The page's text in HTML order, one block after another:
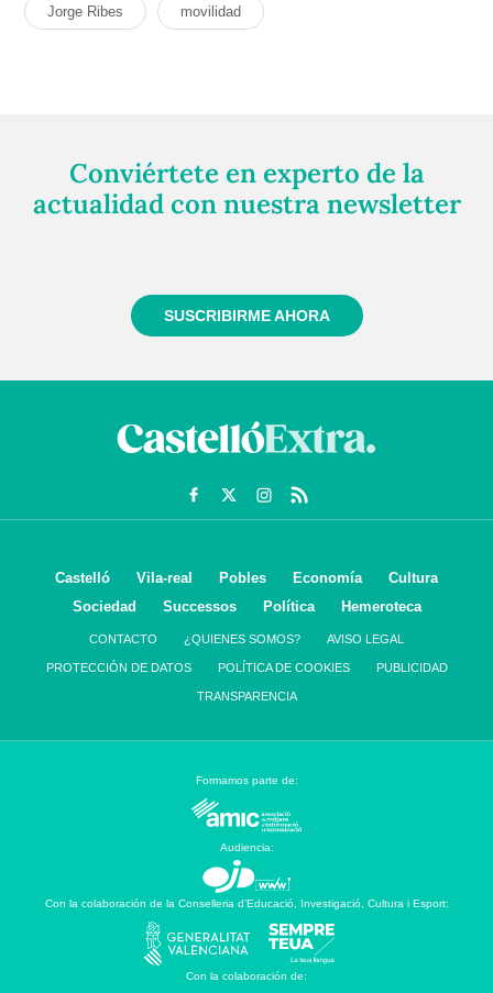
Jorge Ribes movilidad
Conviértete en experto de la
actualidad con nuestra newsletter
SUSCRIBIRME AHORA
Castelló Vila-real Pobles Economía
Cultura
Sociedad
Successos Política Hemeroteca
CONTACTO ¿QUIENES SOMOS? AVISO LEGAL
PROTECCIÓN DE DATOS POLÍTICA DE COOKIES PUBLICIDAD
TRANSPARENCIA
Formamos parte de:
Audiencia:
Con la colaboración de la Conselleria d’Educació, Investigació, Cultura i Esport:
Con la colaboración de: